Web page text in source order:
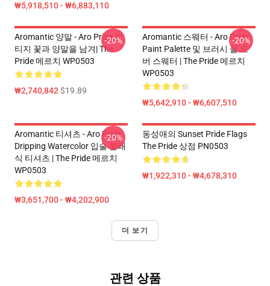
₩5,918,510 - ₩6,883,110
Aromantic 양말 - Aro Pride 빈
티지 꽃과 양말을 남겨| The
Pride 메르치 WP0503
₩2,740,842$19.89
-20%
Aromantic 스웨터 - Aro Pride
Paint Palette 및 브러시 풀 오
버 스웨터 | The Pride 메르치
WP0503
₩5,642,910 - ₩6,607,510
-20%
Aromantic 티셔츠 - Aro Pride
Dripping Watercolor 입술 클래
식 티셔츠 | The Pride 메르치
WP0503
₩3,651,700 - ₩4,202,900
-20%
동성애의 Sunset Pride Flags
The Pride 상점 PN0503
₩1,922,310 - ₩4,678,310
더 보기
관련 상품